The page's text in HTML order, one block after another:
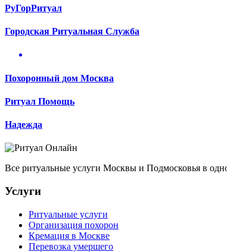
РуГорРитуал
Городская Ритуальная Служба
Похоронный дом Москва
Ритуал Помощь
Надежда
Все ритуальные услуги Москвы и Подмосковья в
Услуги
Ритуальные услуги
Организация похорон
Кремация в Москве
Перевозка умершего